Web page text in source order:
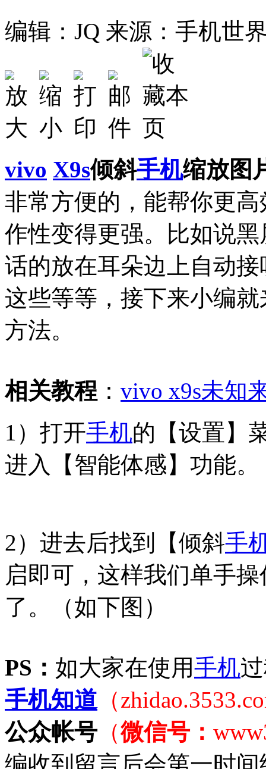
编辑：JQ 来源：手机世
vivo X9s倾斜手机缩放图
非常方便的，能帮你更
作性变得更强。比如说
话的放在耳朵边上自动
这些等等，接下来小编
方法。
相关教程 ： vivo x9s未知
1）打开手机的【设置】
进入【智能体感】功能
2）进去后找到【倾斜手
启即可，这样我们单手操
了。（如下图）
PS： 如大家在使用手机
手机知道 （
公众帐号（微信号：